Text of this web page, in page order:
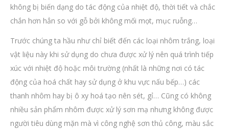
không bị biến dạng do tác động của nhiệt độ, thời tiết và chắc
chắn hơn hẳn so với gỗ bởi không mối mọt, mục ruỗng…
Trước chúng ta hầu như chỉ biết đến các loại nhôm trắng, loại
vật liệu này khi sử dụng do chưa được xử lý nên quá trình tiếp
xúc với nhiệt độ hoặc môi trường (nhất là những nơi có tác
động của hoá chất hay sử dụng ở khu vực nấu bếp…) các
thanh nhôm hay bị ô xy hoá tạo nên sét, gỉ… Cũng có không
nhiều sản phẩm nhôm được xử lý sơn mạ nhưng không được
người tiêu dùng mặn mà vì công nghệ sơn thủ công, màu sắc